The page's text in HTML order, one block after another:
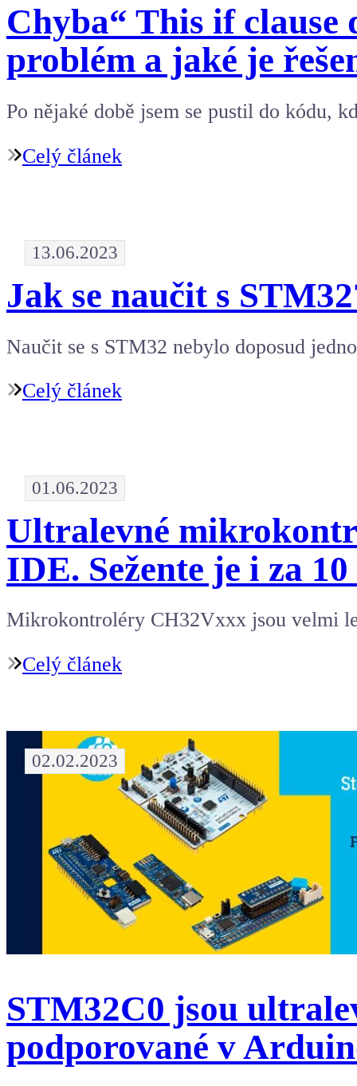
Chyba“ This if
problém a jaké je
Po nějaké době jsem se pustil do kódu,
Celý článek
13.06.2023
Jak se naučit s
Naučit se s STM32 nebylo doposud
Celý článek
01.06.2023
Ultralevné
IDE. Sežente je i za
Mikrokontroléry CH32Vxxx jsou velmi
Celý článek
02.02.2023
STM32C0 jsou
podporované v